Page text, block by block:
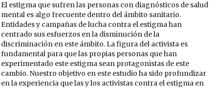
El estigma que sufren las personas con diagnósticos de salud
mental es algo frecuente dentro del ámbito sanitario.
Entidades y campañas de lucha contra el estigma han
centrado sus esfuerzos en la disminución de la
discriminación en este ámbito. La figura del activista es
fundamental para que las propias personas que han
experimentado este estigma sean protagonistas de este
cambio. Nuestro objetivo en este estudio ha sido profundizar
en la experiencia que las y los activistas contra el estigma en